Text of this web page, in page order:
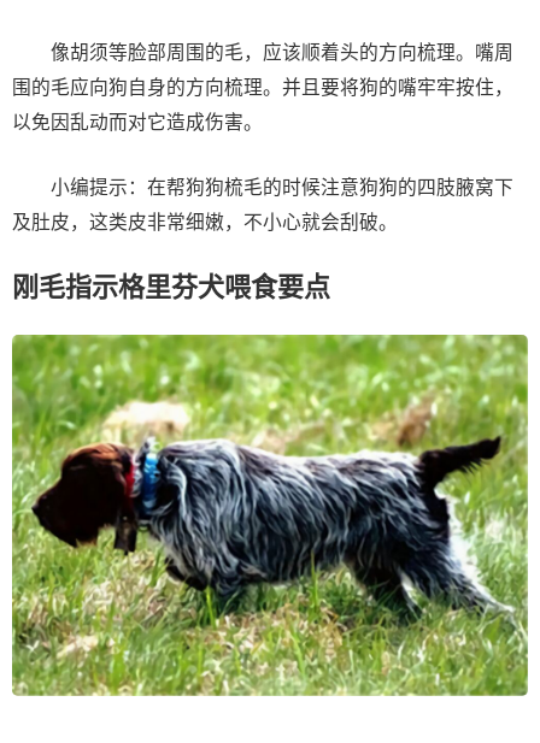
像胡须等脸部周围的毛，应该顺着头的方向梳理。嘴周
围的毛应向狗自身的方向梳理。并且要将狗的嘴牢牢按住，
以免因乱动而对它造成伤害。
小编提示：在帮狗狗梳毛的时候注意狗狗的四肢腋窝下
及肚皮，这类皮非常细嫩，不小心就会刮破。
刚毛指示格里芬犬喂食要点